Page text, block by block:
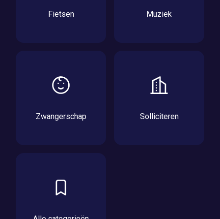
Fietsen Muziek
Zwangerschap Solliciteren